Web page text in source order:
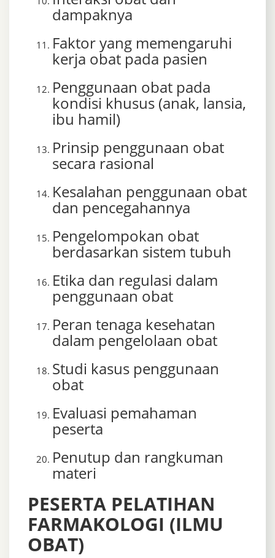
dampaknya
Faktor yang memengaruhi
kerja obat pada pasien
Penggunaan obat pada
kondisi khusus (anak, lansia,
ibu hamil)
Prinsip penggunaan obat
secara rasional
Kesalahan penggunaan obat
dan pencegahannya
Pengelompokan obat
berdasarkan sistem tubuh
Etika dan regulasi dalam
penggunaan obat
Peran tenaga kesehatan
dalam pengelolaan obat
Studi kasus penggunaan
obat
Evaluasi pemahaman
peserta
Penutup dan rangkuman
materi
PESERTA PELATIHAN
FARMAKOLOGI (ILMU
OBAT)